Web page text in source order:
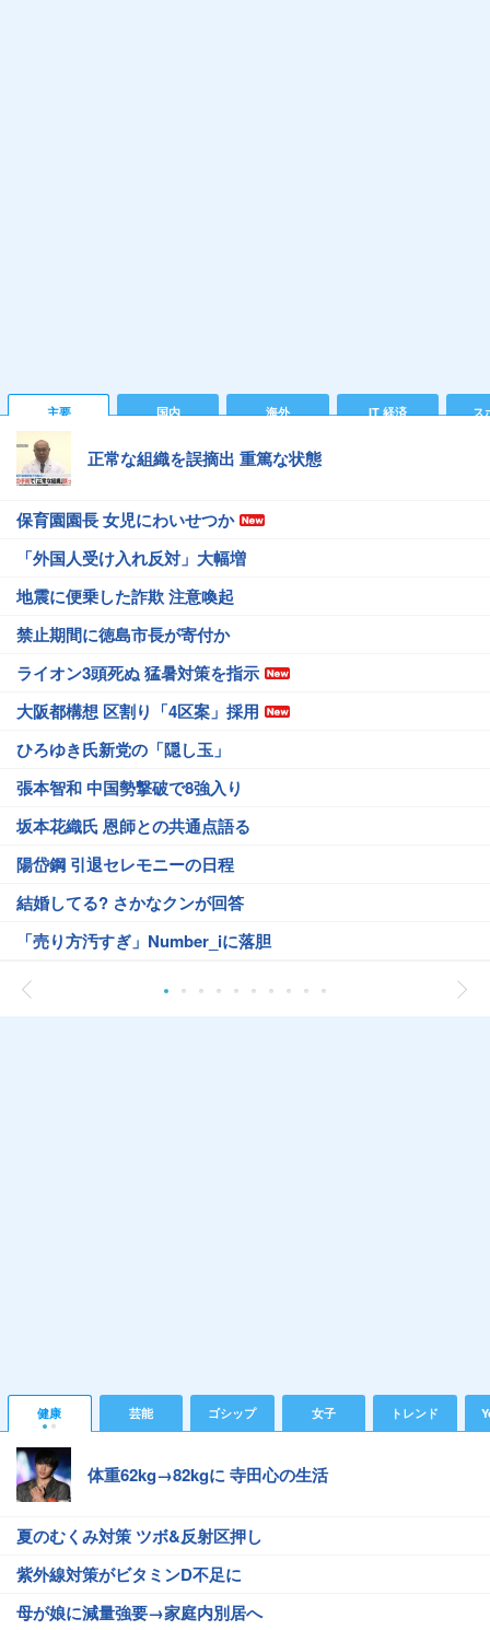
主要 国内 海外 IT 経済 ス
正常な組織を誤摘出 重篤な状態
保育園園長 女児にわいせつか
「外国人受け入れ反対」大幅増
地震に便乗した詐欺 注意喚起
禁止期間に徳島市長が寄付か
ライオン3頭死ぬ 猛暑対策を指示
大阪都構想 区割り「4区案」採用
ひろゆき氏新党の「隠し玉」
張本智和 中国勢撃破で8強入り
坂本花織氏 恩師との共通点語る
陽岱鋼 引退セレモニーの日程
結婚してる? さかなクンが回答
「売り方汚すぎ」Number_iに落胆
健康 芸能 ゴシップ 女子 トレンド
体重62kg→82kgに 寺田心の生活
夏のむくみ対策 ツボ&反射区押し
紫外線対策がビタミンD不足に
母が娘に減量強要→家庭内別居へ